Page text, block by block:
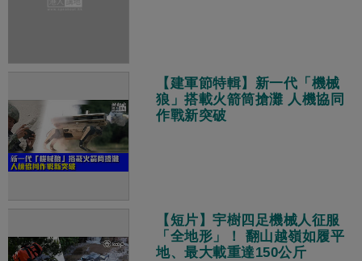
【建軍節特輯】新一代「機械
狼」搭載火箭筒搶灘 人機協同
作戰新突破
【短片】宇樹四足機械人征服
「全地形」！ 翻山越嶺如履平
地、最大載重達150公斤